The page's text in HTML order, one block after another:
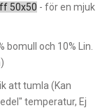
50x50 - för en mjuk
bomull och 10% Lin.
att tumla (Kan
temperatur, Ej